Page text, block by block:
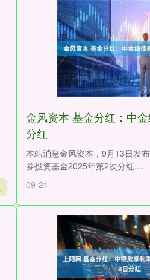
金风资本 基金分红：中
分红
本站消息金风资本，9月13日发
券投资基金2025年第2次分红....
09-21